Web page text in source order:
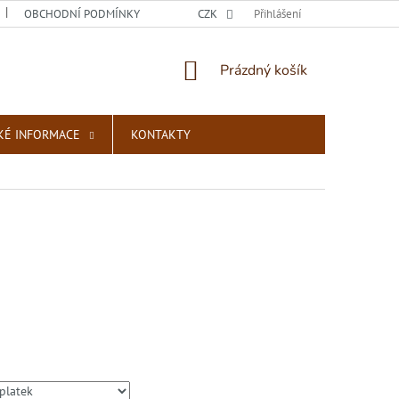
OBCHODNÍ PODMÍNKY PODMÍNKY OCHRANY OSOBNÍCH ÚDAJŮ
CZK Přihlášení
NÁKUPNÍ
Prázdný košík
INFORMACE KONTAKTY